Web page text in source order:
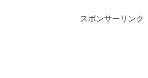
スポンサーリンク